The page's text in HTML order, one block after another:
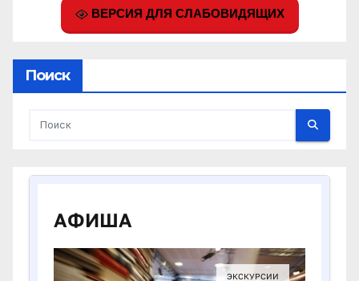
ВЕРСИЯ ДЛЯ СЛАБОВИДЯЩИХ
Поиск